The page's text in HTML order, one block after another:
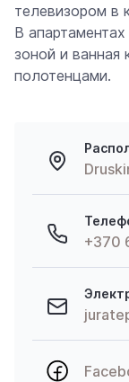
телевизором в
В
зоной и ванная
полотенцами.
+370